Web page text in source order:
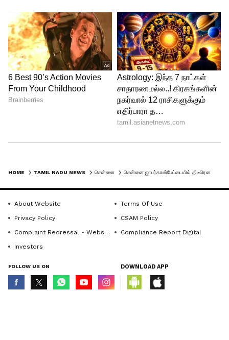
HOME TAMIL NADU NEWS சென்னை
About Website
Terms Of Use
Privacy Policy
CSAM Policy
Complaint Redressal - Website
Compliance Report Digital
Investors
FOLLOW US ON DOWNLOAD APP